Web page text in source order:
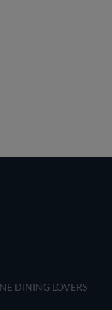
DINING LOVERS